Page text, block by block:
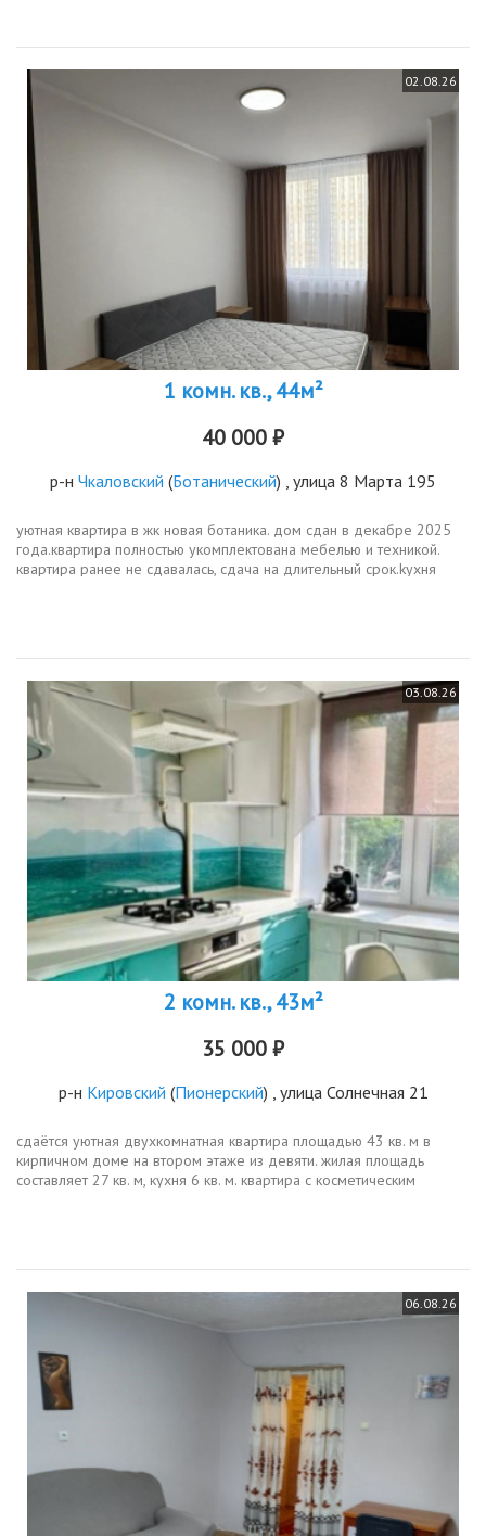
02.08.26
1 комн. кв., 44м²
40 000 ₽
р-н Чкаловский (Ботанический) , улица 8 Марта 195
уютная квартира в жк новая ботаника. дом сдан в декабре 2025
года.квартира полностью укомплектована мебелью и техникой.
квартира ранее не сдавалась, сдача нa длительный срок.kуxня
03.08.26
2 комн. кв., 43м²
35 000 ₽
р-н Кировский (Пионерский) , улица Солнечная 21
сдаётся уютная двухкомнатная квартира площадью 43 кв. м в
кирпичном доме на втором этаже из девяти. жилая площадь
составляет 27 кв. м, кухня 6 кв. м. квартира с косметическим
06.08.26